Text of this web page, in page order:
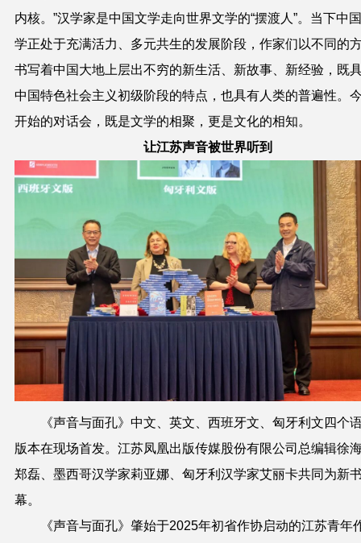
内核。”汉学家是中国文学走向世界文学的“摆渡人”。当下中
学正处于充满活力、多元共生的发展阶段，作家们以不同的
书写着中国大地上层出不穷的新生活、新故事、新经验，既
中国特色社会主义初级阶段的特点，也具有人类的普遍性。
开始的对话会，既是文学的相聚，更是文化的相知。
让江苏声音被世界听到
《声音与面孔》中文、英文、西班牙文、匈牙利文四个
版本在现场首发。江苏凤凰出版传媒股份有限公司总编辑徐
郑磊、墨西哥汉学家莉亚娜、匈牙利汉学家艾丽卡共同为新
幕。
《声音与面孔》肇始于2025年初省作协启动的江苏青年